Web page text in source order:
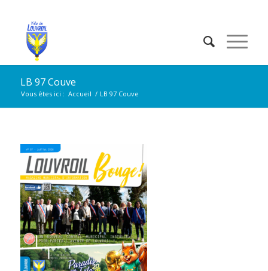
LB 97 Couve
Vous êtes ici : Accueil / LB 97 Couve